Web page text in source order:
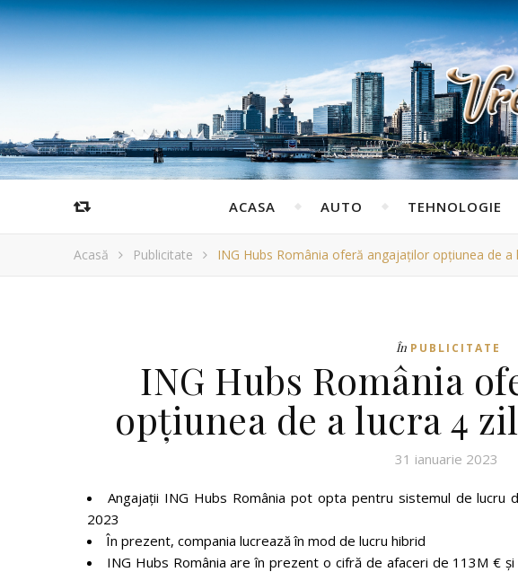
ACASA AUTO TEHNOLOGIE
Acasă Publicitate ING Hubs România oferă angajaților opțiunea de a
În PUBLICITATE
ING Hubs România
opțiunea de a lucra 4
31 ianuarie 2023
Angajații ING Hubs România pot opta pentru sistemul de lucru
2023
În prezent, compania lucrează în mod de lucru hibrid
ING Hubs România are în prezent o cifră de afaceri de 113M €